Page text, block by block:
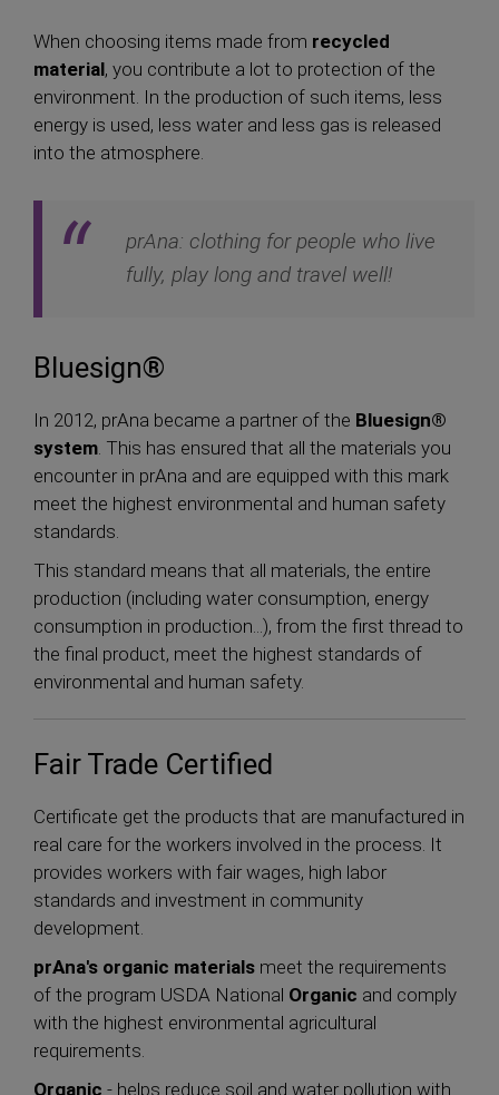
When choosing items made from recycled
material, you contribute a lot to protection of the
environment. In the production of such items, less
energy is used, less water and less gas is released
into the atmosphere.
prAna: clothing for people who live
fully, play long and travel well!
Bluesign®
In 2012, prAna became a partner of the Bluesign®
system. This has ensured that all the materials you
encounter in prAna and are equipped with this mark
meet the highest environmental and human safety
standards.
This standard means that all materials, the entire
production (including water consumption, energy
consumption in production...), from the first thread to
the final product, meet the highest standards of
environmental and human safety.
Fair Trade Certified
Certificate get the products that are manufactured in
real care for the workers involved in the process. It
provides workers with fair wages, high labor
standards and investment in community
development.
prAna's organic materials meet the requirements
of the program USDA National Organic and comply
with the highest environmental agricultural
requirements.
Organic - helps reduce soil and water pollution with